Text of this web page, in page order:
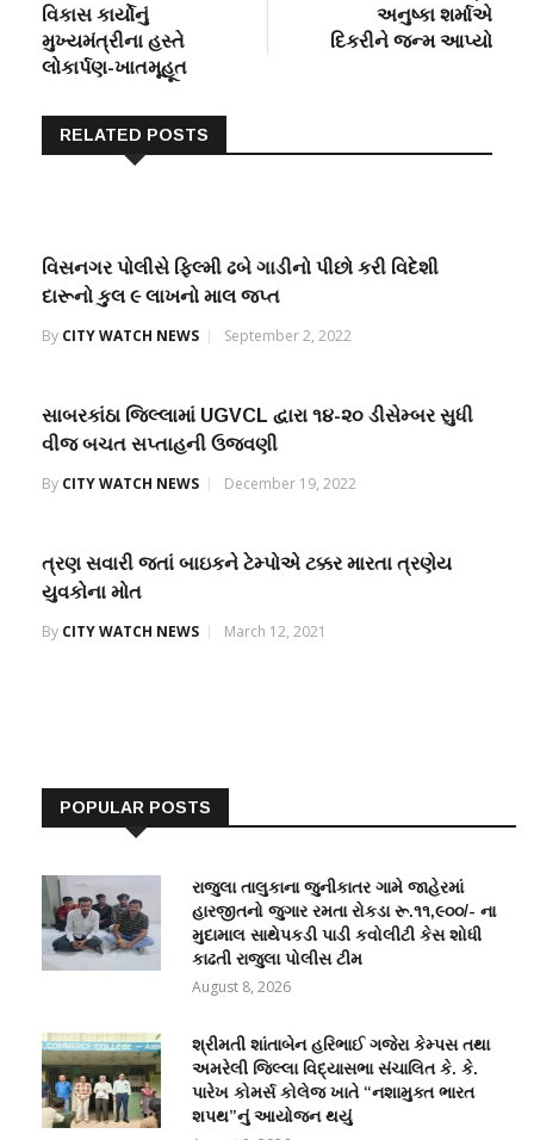
વિકાસ કાર્યોનું
મુખ્યમંત્રીના હસ્તે
લોકાર્પણ-ખાતમૂહૂત
અનુષ્કા શર્માએ
દિકરીને જન્મ આપ્યો
RELATED POSTS
વિસનગર પોલીસે ફિલ્મી ઢબે ગાડીનો પીછો કરી વિદેશી
દારૂનો કુલ ૯ લાખનો માલ જપ્ત
By CITY WATCH NEWS September 2, 2022
સાબરકાંઠા જિલ્લામાં UGVCL દ્વારા ૧૪-૨૦ ડીસેમ્બર સુધી
વીજ બચત સપ્તાહની ઉજવણી
By CITY WATCH NEWS December 19, 2022
ત્રણ સવારી જતાં બાઇકને ટેમ્પોએ ટક્કર મારતા ત્રણેય
યુવકોના મોત
By CITY WATCH NEWS March 12, 2021
POPULAR POSTS
રાજુલા તાલુકાના જુનીકાતર ગામે જાહેરમાં
હારજીતનો જુગાર રમતા રોકડા રૂ.૧૧,૯૦૦/- ના
મુદામાલ સાથેપકડી પાડી કવોલીટી કેસ શોધી
કાઢતી રાજુલા પોલીસ ટીમ
August 8, 2026
શ્રીમતી શાંતાબેન હરિભાઈ ગજેરા કેમ્પસ તથા
અમરેલી જિલ્લા વિદ્યાસભા સંચાલિત કે. કે.
પારેખ કોમર્સ કોલેજ ખાતે “નશામુક્ત ભારત
શપથ”નું આયોજન થયું